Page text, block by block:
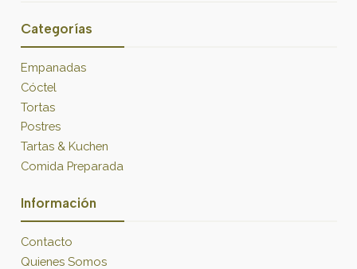
Categorías
Empanadas
Cóctel
Tortas
Postres
Tartas & Kuchen
Comida Preparada
Información
Contacto
Quienes Somos